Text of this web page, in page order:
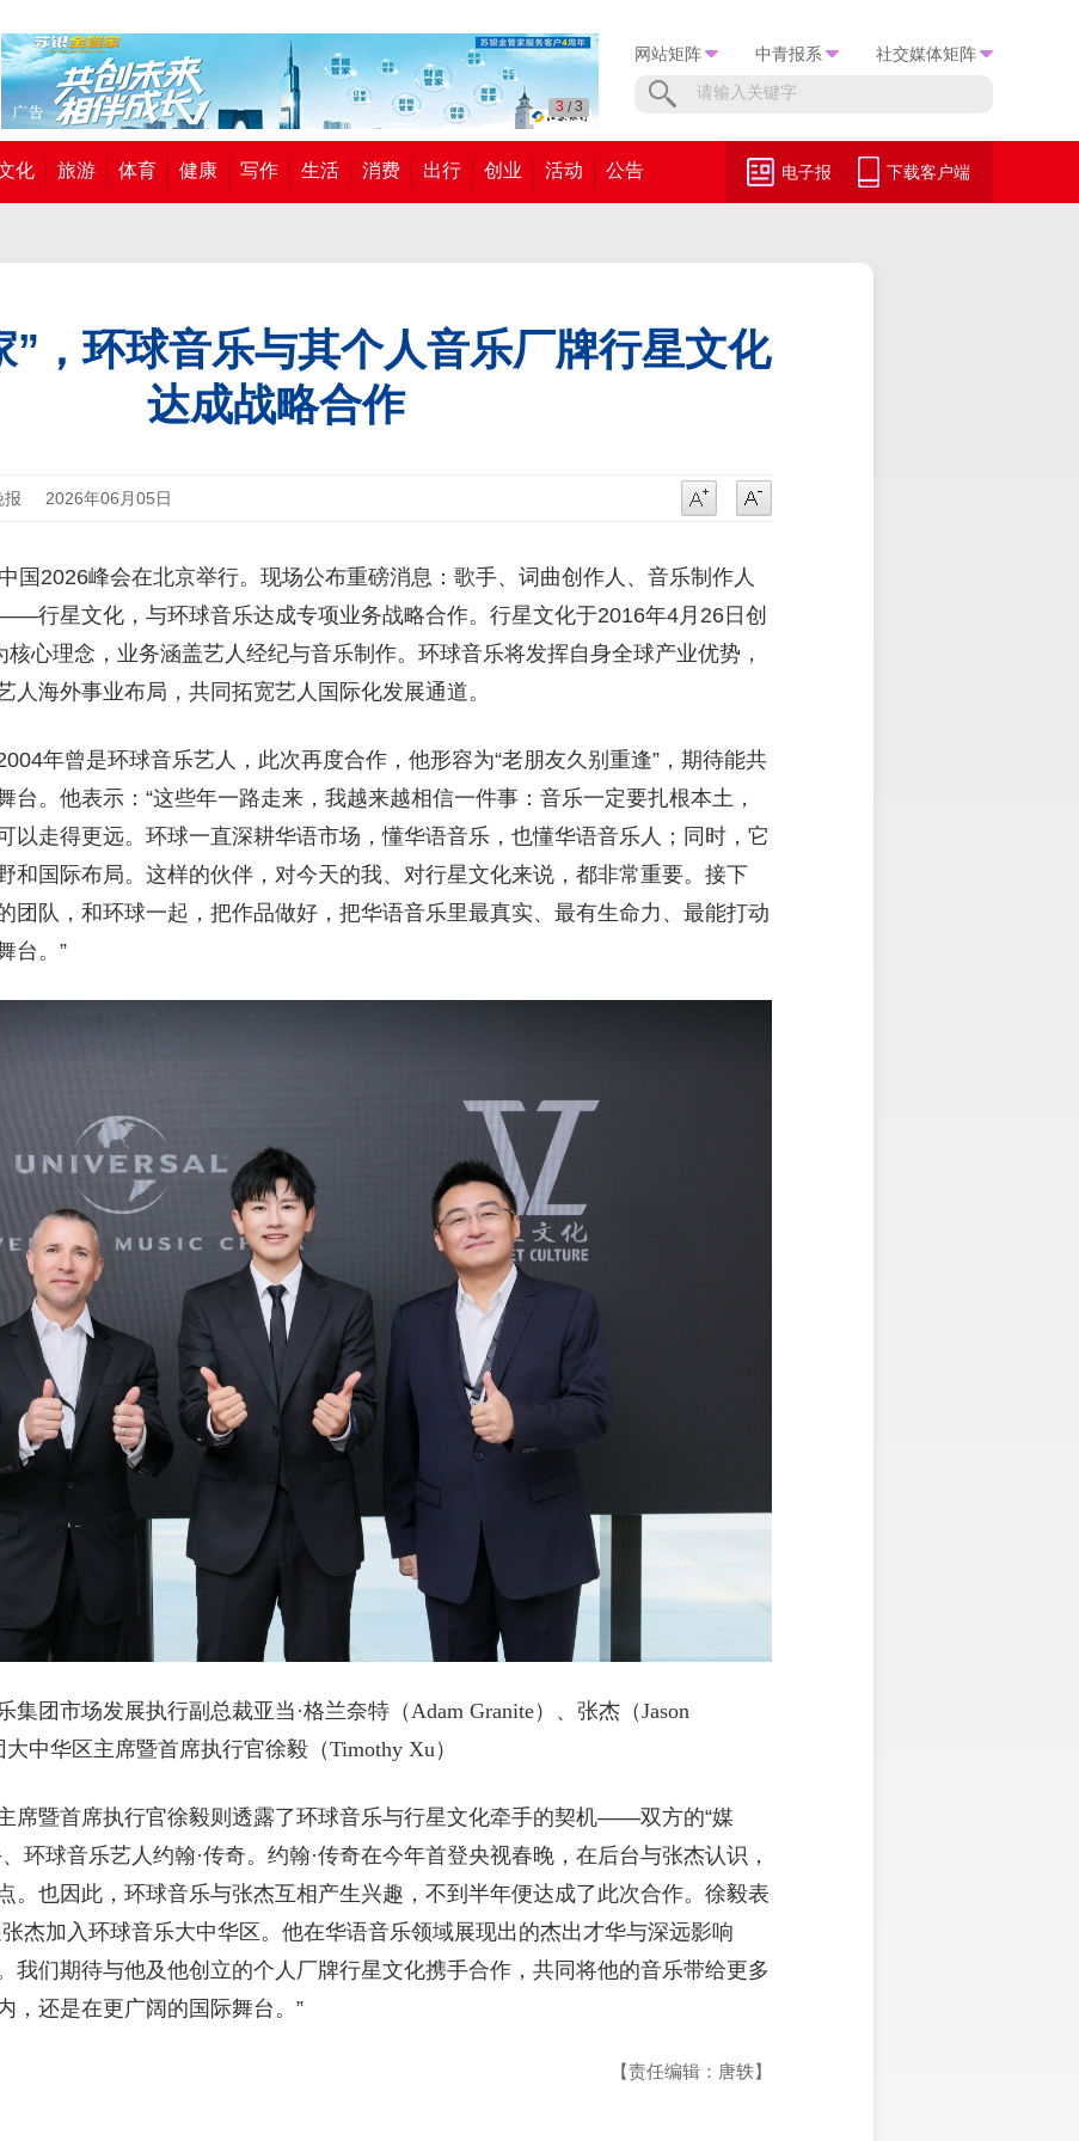
1 / 3
网站矩阵 中青报系 社交媒体矩阵
化 旅游 体育 健康 写作 生活 消费 出行 创业 活动 公告 电子报 下载客户端
”，环球音乐与其个人音乐厂牌行星文化
达成战略合作
报 2026年06月05日
国2026峰会在北京举行。现场公布重磅消息：歌手、词曲创作人、音乐制作人
行星文化，与环球音乐达成专项业务战略合作。行星文化于2016年4月26日创
核心理念，业务涵盖艺人经纪与音乐制作。环球音乐将发挥自身全球产业优势，
人海外事业布局，共同拓宽艺人国际化发展通道。
年曾是环球音乐艺人，此次再度合作，他形容为“老朋友久别重逢”，期待能共
台。他表示：“这些年一路走来，我越来越相信一件事：音乐一定要扎根本土，
以走得更远。环球一直深耕华语市场，懂华语音乐，也懂华语音乐人；同时，它
和国际布局。这样的伙伴，对今天的我、对行星文化来说，都非常重要。接下
团队，和环球一起，把作品做好，把华语音乐里最真实、最有生命力、最能打动
台。”
集团市场发展执行副总裁亚当·格兰奈特（Adam Granite）、张杰（Jason
中华区主席暨首席执行官徐毅（Timothy Xu）
席暨首席执行官徐毅则透露了环球音乐与行星文化牵手的契机——双方的“媒
环球音乐艺人约翰·传奇。约翰·传奇在今年首登央视春晚，在后台与张杰认识，
。也因此，环球音乐与张杰互相产生兴趣，不到半年便达成了此次合作。徐毅表
杰加入环球音乐大中华区。他在华语音乐领域展现出的杰出才华与深远影响
我们期待与他及他创立的个人厂牌行星文化携手合作，共同将他的音乐带给更多
还是在更广阔的国际舞台。”
【责任编辑：唐轶】